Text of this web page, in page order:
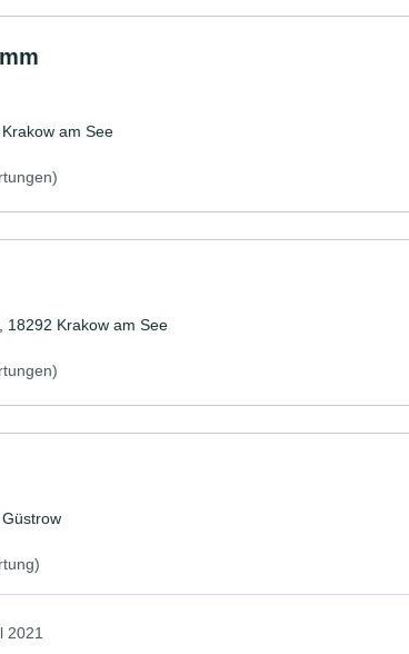
am See
18292 Krakow am See
2021